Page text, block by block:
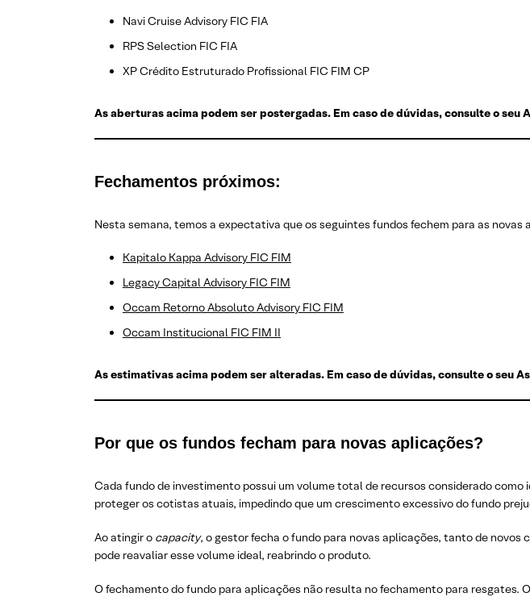
Navi Cruise Advisory FIC FIA
RPS Selection FIC FIA
XP Crédito Estruturado Profissional FIC FIM CP
As aberturas acima podem ser postergadas. Em caso de dúvidas, consulte o seu
Fechamentos próximos:
Nesta semana, temos a expectativa que os seguintes fundos fechem para as novas
Kapitalo Kappa Advisory FIC FIM
Legacy Capital Advisory FIC FIM
Occam Retorno Absoluto Advisory FIC FIM
Occam Institucional FIC FIM II
As estimativas acima podem ser alteradas. Em caso de dúvidas, consulte o seu
Por que os fundos fecham para novas aplicações?
Cada fundo de investimento possui um volume total de recursos considerado como
proteger os cotistas atuais, impedindo que um crescimento excessivo do fundo
Ao atingir o capacity, o gestor fecha o fundo para novas aplicações, tanto de
pode reavaliar esse volume ideal, reabrindo o produto.
O fechamento do fundo para aplicações não resulta no fechamento para